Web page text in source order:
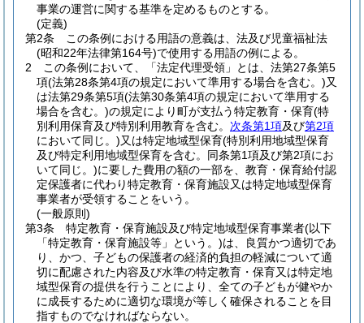
事業の運営に関する基準を定めるものとする。
(定義)
第2条
この条例における用語の意義は、法及び児童福祉法
(昭和22年法律第164号)で使用する用語の例による。
2
この条例において、「法定代理受領」とは、法第27条第5
項(法第28条第4項の規定において準用する場合を含む。)又
は法第29条第5項(法第30条第4項の規定において準用する
場合を含む。)の規定により町が支払う特定教育・保育(特
別利用保育及び特別利用教育を含む。 次条第1項及び第2項
において同じ。)又は特定地域型保育(特別利用地域型保育
及び特定利用地域型保育を含む。同条第1項及び第2項にお
いて同じ。)に要した費用の額の一部を、教育・保育給付認
定保護者に代わり特定教育・保育施設又は特定地域型保育
事業者が受領することをいう。
(一般原則)
第3条
特定教育・保育施設及び特定地域型保育事業者(以下
「特定教育・保育施設等」という。)は、良質かつ適切であ
り、かつ、子どもの保護者の経済的負担の軽減について適
切に配慮された内容及び水準の特定教育・保育又は特定地
域型保育の提供を行うことにより、全ての子どもが健やか
に成長するために適切な環境が等しく確保されることを目
指すものでなければならない。